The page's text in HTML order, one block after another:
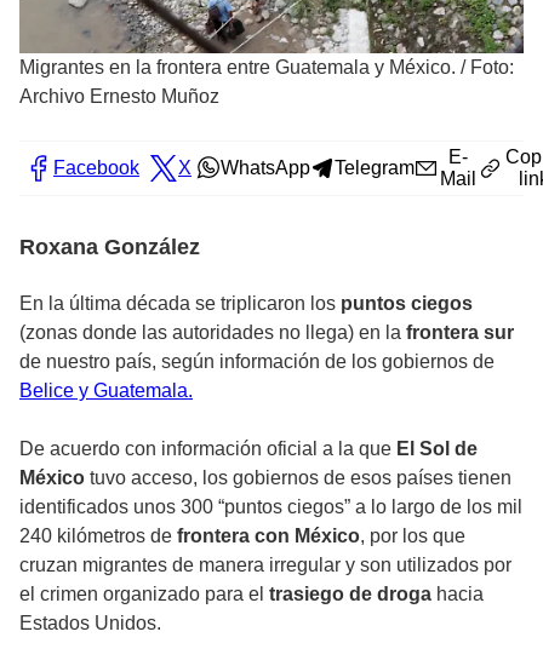
Migrantes en la frontera entre Guatemala y México. / Foto:
Archivo Ernesto Muñoz
Facebook X WhatsApp Telegram
E-
Mail
Roxana González
En la última década se triplicaron los puntos ciegos
(zonas donde las autoridades no llega) en la frontera sur
de nuestro país, según información de los gobiernos de
Belice y Guatemala.
De acuerdo con información oficial a la que El Sol de
México tuvo acceso, los gobiernos de esos países tienen
identificados unos 300 “puntos ciegos” a lo largo de los mil
240 kilómetros de frontera con México, por los que
cruzan migrantes de manera irregular y son utilizados por
el crimen organizado para el trasiego de droga hacia
Estados Unidos.